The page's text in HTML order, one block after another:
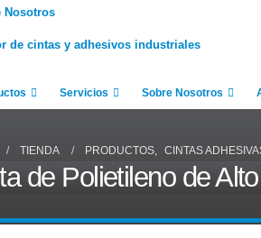
Nosotros
de cintas y adhesivos industriales
Servicios Sobre Nosotros
TIENDA PRODUCTOS CINTAS
de Polietileno de